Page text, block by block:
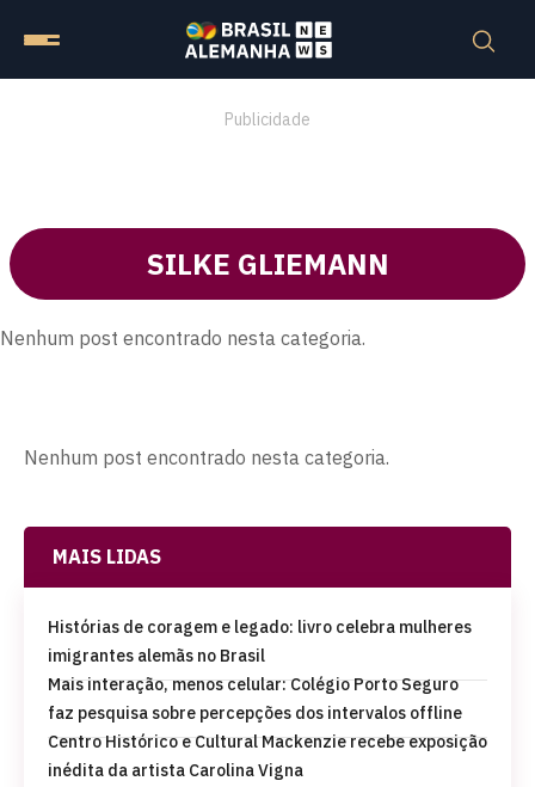
Publicidade
SILKE GLIEMANN
Nenhum post encontrado nesta categoria.
Nenhum post encontrado nesta categoria.
MAIS LIDAS
Histórias de coragem e legado: livro celebra mulheres
imigrantes alemãs no Brasil
Mais interação, menos celular: Colégio Porto Seguro
faz pesquisa sobre percepções dos intervalos offline
Centro Histórico e Cultural Mackenzie recebe exposição
inédita da artista Carolina Vigna